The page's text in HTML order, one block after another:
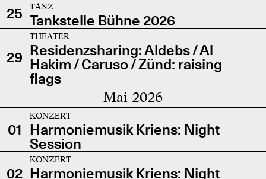
25
TANZ
Tankstelle Bühne 2026
29
THEATER
Residenzsharing: Aldebs / Al
Hakim / Caruso / Zünd: raising
flags
Mai 2026
01
KONZERT
Harmoniemusik Kriens: Night
Session
02
KONZERT
Harmoniemusik Kriens: Night